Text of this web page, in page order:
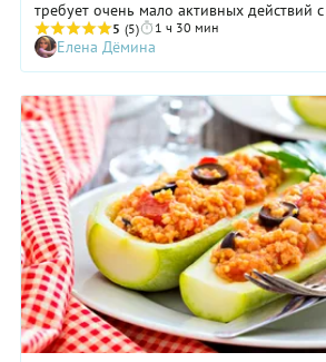
требует очень мало активных действий
основном все сводится к ожиданию:
нут, запечь нут. Звучит нудно — хочется
«нутно», но попробуйте приготовить
хрустящую закуску — вы не пожалеете. И
закончится, пока вы сидите у
телевизора с пивом, или просто
как дети будут довольны!
5 (5) 1 ч 30 мин
Елена Дёмина